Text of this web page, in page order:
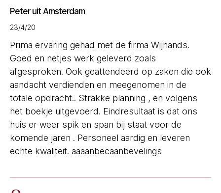
Peter uit Amsterdam
23/4/20
Prima ervaring gehad met de firma Wijnands.
Goed en netjes werk geleverd zoals
afgesproken. Ook geattendeerd op zaken die ook
aandacht verdienden en meegenomen in de
totale opdracht.. Strakke planning , en volgens
het boekje uitgevoerd. Eindresultaat is dat ons
huis er weer spik en span bij staat voor de
komende jaren . Personeel aardig en leveren
echte kwaliteit. aaaanbecaanbevelings